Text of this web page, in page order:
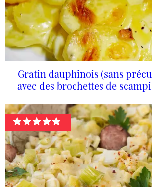
Gratin dauphinois (sans
avec des brochettes de